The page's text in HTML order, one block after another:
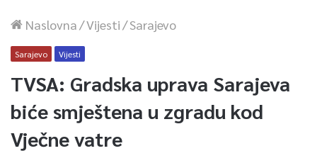
Naslovna/Vijesti/Sarajevo
Sarajevo Vijesti
TVSA: Gradska uprava Sarajeva
biće smještena u zgradu kod
Vječne vatre